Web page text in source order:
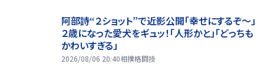
阿部詩“２ショット”で近影公開「幸せにするぞ〜」
２歳になった愛犬をギュッ！「人形かと」「どっちも
かわいすぎる」
2026/08/06 20:40相撲格闘技